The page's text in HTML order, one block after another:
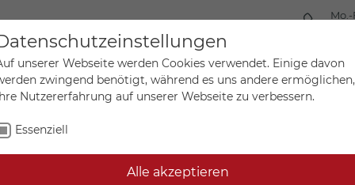
Mein
Sonderanfertigungen
unserer Webseite werden Cookies verwendet. Einige davon
zwingend benötigt, während es uns andere ermöglichen,
Nutzererfahrung auf unserer Webseite zu verbessern.
Essenziell
Alle akzeptieren